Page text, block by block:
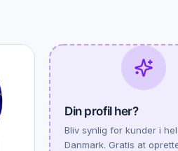
Din profil her?
Bliv synlig for kunder i
Danmark. Gratis at